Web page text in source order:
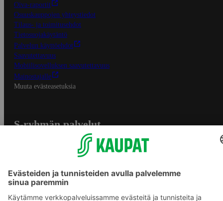
Oiva-raportit
Osuuskauppojen yhteystiedot
Tilaus- ja toimitusehdot
Tietosuojakäytäntö
Palvelun käyttöehdot
Saavutettavuus
Mobiilisovelluksen saavutettavuus
Mainostajalle
Muuta evästeasetuksia
S-ryhmän palvelut
Yhteishyvä Ruoka -sovellus
S-ostoslista -sovellus
Prisma.fi